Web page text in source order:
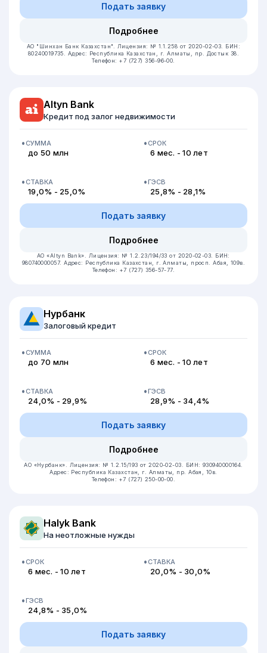
Подать заявку
Подробнее
АО "Шинхан Банк Казахстан". Лицензия: № 1.1.258 от 2020-02-03. БИН:
80240019735. Адрес: Республика Казахстан, г. Алматы, пр. Достык 38.
Телефон: +7 (727) 356-96-00.
Altyn Bank
Кредит под залог недвижимости
СУММА
до 50 млн
СРОК
6 мес. - 10 лет
СТАВКА
19,0% - 25,0%
ГЭСВ
25,8% - 28,1%
Подать заявку
Подробнее
АО «Altyn Bank». Лицензия: № 1.2.23/194/33 от 2020-02-03. БИН:
980740000057.Адрес: Республика Казахстан, г. Алматы, просп. Абая, 109в.
Телефон: +7 (727) 356-57-77.
Нурбанк
Залоговый кредит
СУММА
до 70 млн
СРОК
6 мес. - 10 лет
СТАВКА
24,0% - 29,9%
ГЭСВ
28,9% - 34,4%
Подать заявку
Подробнее
АО «Нурбанк». Лицензия: № 1.2.15/193 от 2020-02-03.
БИН: 930940000164.
Адрес: Республика Казахстан, г. Алматы, пр. Абая, 10в.
Телефон: +7 (727) 250-00-00.
Halyk Bank
На неотложные нужды
СРОК
6 мес. - 10 лет
СТАВКА
20,0% - 30,0%
ГЭСВ
24,8% - 35,0%
Подать заявку